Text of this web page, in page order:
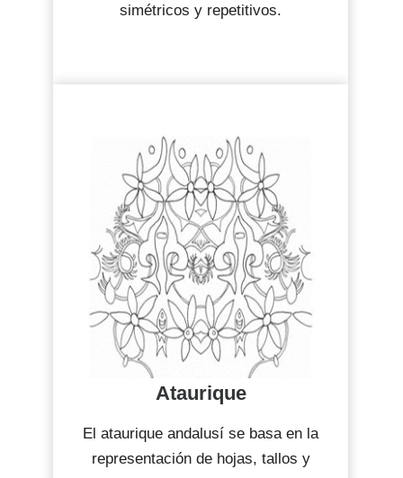
simétricos y repetitivos.
Ataurique
El ataurique andalusí se basa en la
representación de hojas, tallos y